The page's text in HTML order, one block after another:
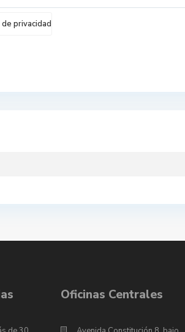
privacidad
Oficinas Centrales